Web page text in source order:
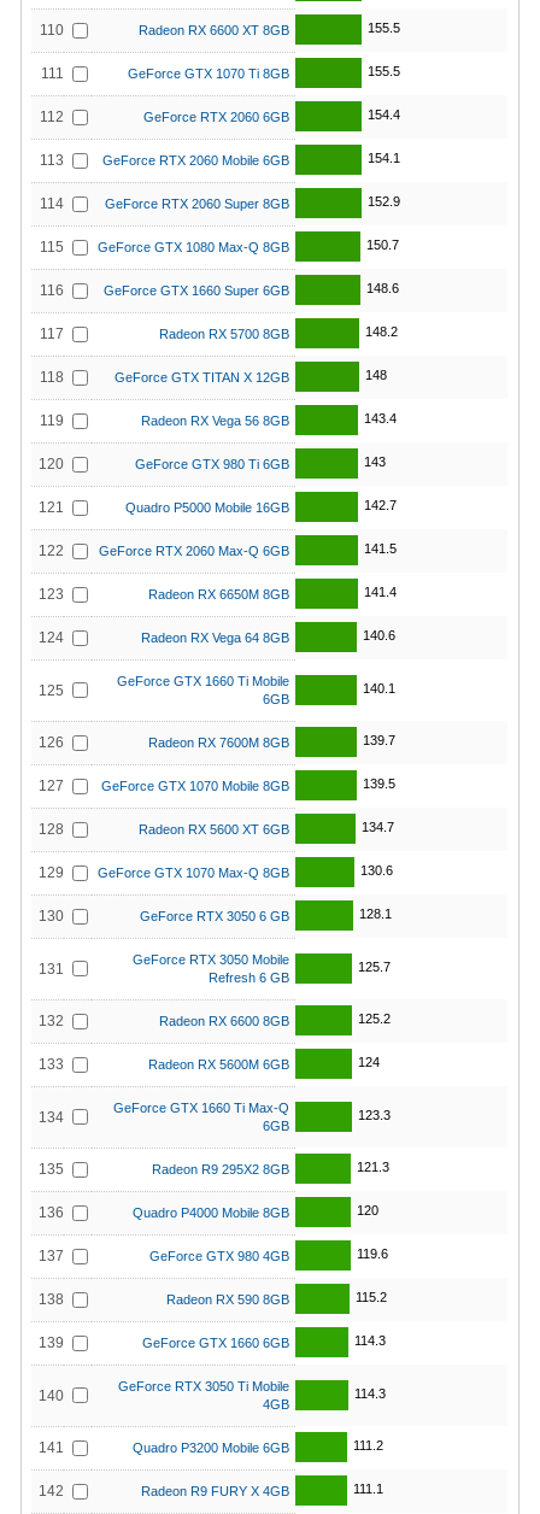
110 Radeon RX 6600 XT 8GB 155.5
111 GeForce GTX 1070 Ti 8GB 155.5
112 GeForce RTX 2060 6GB 154.4
113 GeForce RTX 2060 Mobile 6GB 154.1
114 GeForce RTX 2060 Super 8GB 152.9
115 GeForce GTX 1080 Max-Q 8GB 150.7
116 GeForce GTX 1660 Super 6GB 148.6
117 Radeon RX 5700 8GB 148.2
118 GeForce GTX TITAN X 12GB 148
119 Radeon RX Vega 56 8GB 143.4
120 GeForce GTX 980 Ti 6GB 143
121 Quadro P5000 Mobile 16GB 142.7
122 GeForce RTX 2060 Max-Q 6GB 141.5
123 Radeon RX 6650M 8GB 141.4
124 Radeon RX Vega 64 8GB 140.6
125
GeForce GTX 1660 Ti Mobile
6GB
140.1
126 Radeon RX 7600M 8GB 139.7
127 GeForce GTX 1070 Mobile 8GB 139.5
128 Radeon RX 5600 XT 6GB 134.7
129 GeForce GTX 1070 Max-Q 8GB 130.6
130 GeForce RTX 3050 6 GB 128.1
131
GeForce RTX 3050 Mobile
Refresh 6 GB
125.7
132 Radeon RX 6600 8GB 125.2
133 Radeon RX 5600M 6GB 124
134
GeForce GTX 1660 Ti Max-Q
6GB
123.3
135 Radeon R9 295X2 8GB 121.3
136 Quadro P4000 Mobile 8GB 120
137 GeForce GTX 980 4GB 119.6
138 Radeon RX 590 8GB 115.2
139 GeForce GTX 1660 6GB 114.3
140
GeForce RTX 3050 Ti Mobile
4GB
114.3
141 Quadro P3200 Mobile 6GB 111.2
142 Radeon R9 FURY X 4GB 111.1